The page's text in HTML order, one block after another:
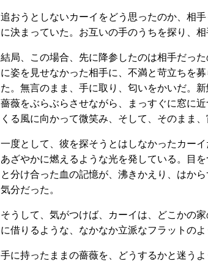
追おうとしないカーイをどう思ったのか、相
に決まっていた。お互いの手のうちを探り、
結局、この場合、先に降参したのは相手だっ
に姿を見せなかった相手に、不満と苛立ちを
た。無言のまま、手に取り、匂いをかいだ。
薔薇をぶらぶらさせながら、まっすぐに窓に
くる風に向かって微笑み、そして、そのまま、
一度として、彼を探そうとはしなかったカー
あざやかに燃えるような光を発している。目
と分け合った血の記憶が、沸きかえり、はか
気分だった。
そうして、気がつけば、カーイは、どこかの
に借りるような、なかなか立派なフラットの
手に持ったままの薔薇を、どうするかと迷う